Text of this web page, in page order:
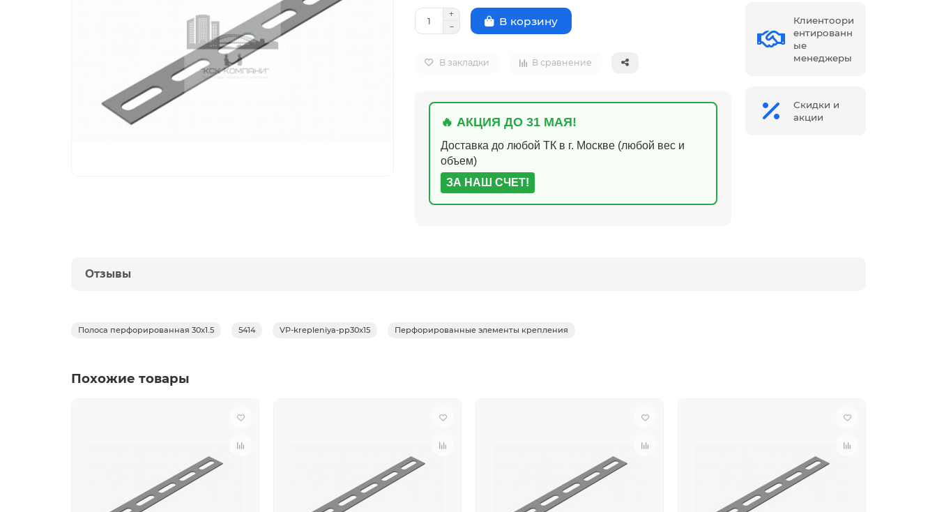
В корзину
В закладки В сравнение
🔥 АКЦИЯ ДО 31 МАЯ!
Доставка до любой ТК в г. Москве (любой вес и
объем)
ЗА НАШ СЧЕТ!
Клиентоори
ентированн
ые
менеджеры
Скидки и
акции
Отзывы
Полоса перфорированная 30x1.5 5414 VP-krepleniya-pp30x15 Перфорированные элементы крепления
Похожие товары